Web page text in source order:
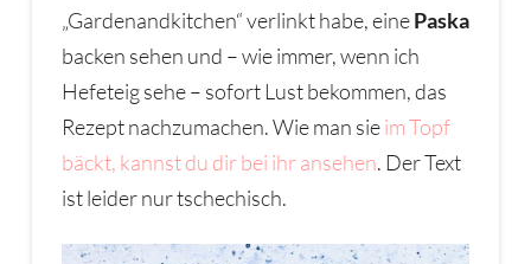
„Gardenandkitchen“ verlinkt habe, einePaska
backen sehen und – wie immer, wenn ich
Hefeteig sehe – sofort Lust bekommen, das
Rezept nachzumachen. Wie man sieim Topf
bäckt, kannst du dir bei ihr ansehen. Der Text
ist leider nur tschechisch.